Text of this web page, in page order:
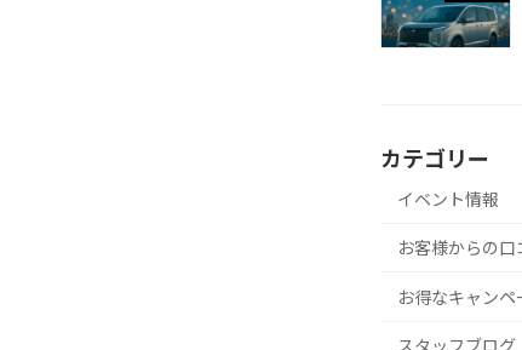
カテゴリー
イベント情報
お客様からの口
お得なキャンペ